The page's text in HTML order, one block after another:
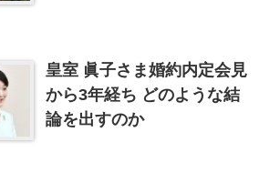
皇室 眞子さま婚約内定会見
から3年経ち どのような結
論を出すのか